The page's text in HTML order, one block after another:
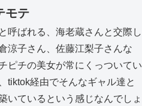
モテ
と呼ばれる、海老蔵さんと交際し
涼子さん、佐藤江梨子さんな
ピチの美女が常にくっついてい
tiktok経由でそんなギャル達と
いているという感じなんでしょ